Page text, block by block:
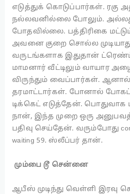
எடுத்துக் கொடுப்பார்கள். ரகு
நல்லவனில்லை போலும்.
போதவில்லை. பத்திரிகை
அவனை குறை சொல்ல
வருடங்களாக இதுதான்
மாமனார் வீட்டிலும் வாயார
விருந்தும் வைப்பார்கள்.
தரமாட்டார்கள். போனால்
டிக்கெட் எடுத்தேன்.
நான், இந்த முறை ஒரு
பதிவு செய்தேன். வரும்போது
waiting 59. ஸ்லீப்பர் தான்.
மும்பை டூ சென்னை
ஆபீஸ் முடிந்து வெள்ளி இரவு